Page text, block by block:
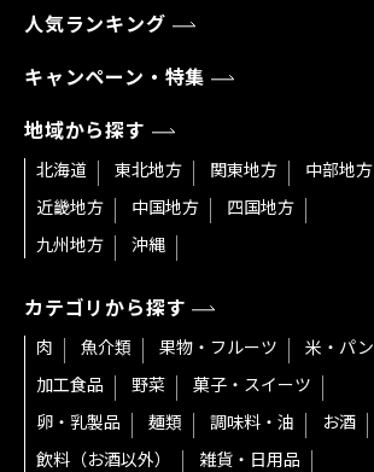
人気ランキング
キャンペーン・特集
地域から探す
北海道 東北地方 関東地方
中部地方
近畿地方
中国地方
四国地方
九州地方
沖縄
カテゴリから探す
肉 魚介類 果物・フルーツ
米・パン
加工食品
野菜
菓子・スイーツ
卵・乳製品
麺類 調味料・油
お酒
飲料（お酒以外）
雑貨・日用品